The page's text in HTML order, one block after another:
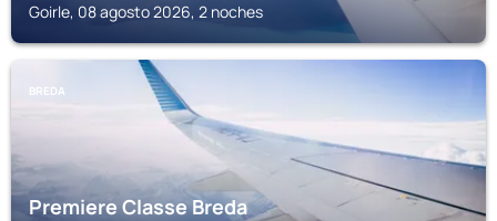
Goirle, 08 agosto 2026, 2 noches
BREDA
Premiere Classe Breda